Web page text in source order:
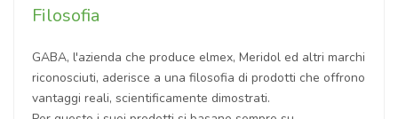
Filosofia
GABA, l'azienda che produce elmex, Meridol ed altri marchi
riconosciuti, aderisce a una filosofia di prodotti che offrono
vantaggi reali, scientificamente dimostrati.